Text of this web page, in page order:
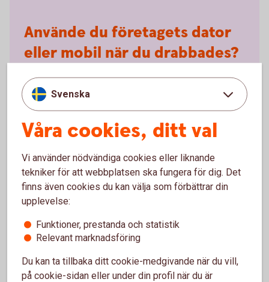
Använde du företagets dator
eller mobil när du drabbades?
Drabbades du av bedrägeriet när du använde
företagsdatorn- eller mobilen? Då är det inte bara du
som kan råka illa ut, utan även företaget:
Företaget kan drabbas ekonomiskt.
Datorn eller telefonen kan bli förstörd eller låst.
Känslig företagsinformation kan gå förlorad.
Tänk på att:
Kontakta banken omgående om pengar försvunnit.
Meddela din arbetsgivare så att denne kan
genomföra de åtgärder som behövs.
Svenska
Våra cookies, ditt val
Vi använder nödvändiga cookies eller liknande
tekniker för att webbplatsen ska fungera för dig. Det
finns även cookies du kan välja som förbättrar din
upplevelse:
Funktioner, prestanda och statistik
Relevant marknadsföring
Du kan ta tillbaka ditt cookie-medgivande när du vill,
på cookie-sidan eller under din profil när du är